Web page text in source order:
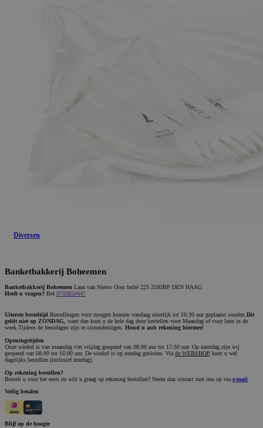
Diversen
Banketbakkerij Boheemen
Banketbakkerij Boheemen Laan van Nieuw Oost Indië 225 2593BP DEN HAAG
Heeft u vragen? Bel 0703859447
Uiterste besteltijd Bestellingen voor morgen kunnen vandaag uiterlijk tot 16:30 uur geplaatst worden.Dit
geldt niet op ZONDAG, want dan kunt u de hele dag door bestellen voor Maandag of voor later in de
week.Tijdens de feestdagen zijn er uitzonderingen. Houd u aub rekening hiermee!
Openingstijden
Onze winkel is van maandag t/m vrijdag geopend van 08:00 uur tot 17:30 uur. Op zaterdag zijn wij
geopend van 08:00 tot 16:00 uur. De winkel is op zondag gesloten. Via de WEBSHOP kunt u wel
dagelijks bestellen (inclusief zondag).
Op rekening bestellen?
Bestelt u voor het eerst en wilt u graag op rekening bestellen? Neem dan contact met ons op via e-mail.
Veilig betalen
Blijf op de hoogte